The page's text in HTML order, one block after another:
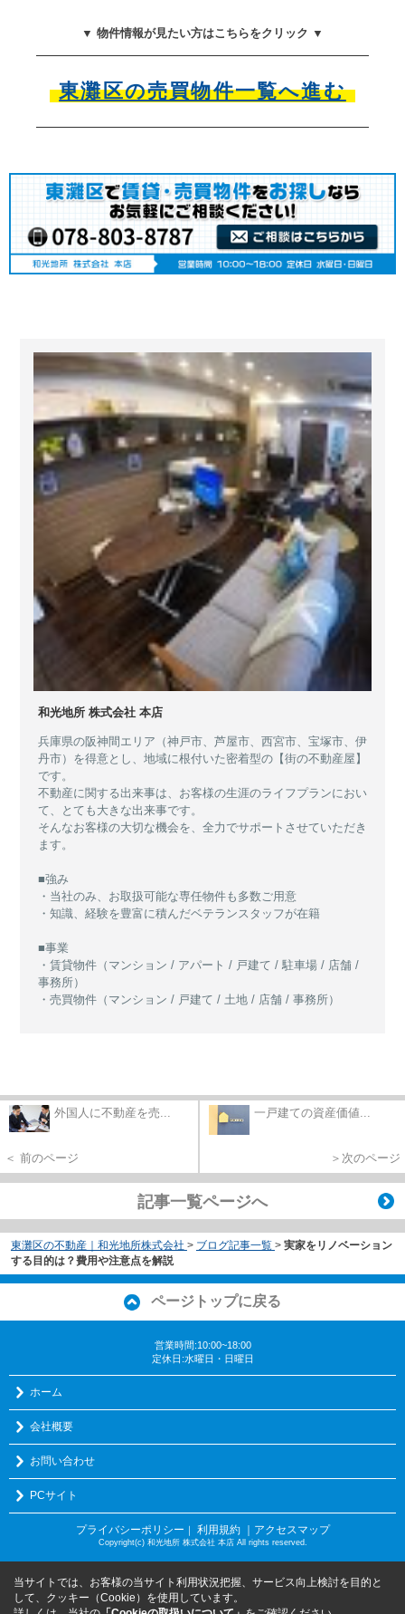
▼ 物件情報が見たい方はこちらをクリック ▼
東灘区の売買物件一覧へ進む
和光地所 株式会社 本店
兵庫県の阪神間エリア（神戸市、芦屋市、西宮市、宝塚市、伊
丹市）を得意とし、地域に根付いた密着型の【街の不動産屋】
です。
不動産に関する出来事は、お客様の生涯のライフプランにおい
て、とても大きな出来事です。
そんなお客様の大切な機会を、全力でサポートさせていただき
ます。
■強み
・当社のみ、お取扱可能な専任物件も多数ご用意
・知識、経験を豊富に積んだベテランスタッフが在籍
■事業
・賃貸物件（マンション / アパート / 戸建て / 駐車場 / 店舗 /
事務所）
・売買物件（マンション / 戸建て / 土地 / 店舗 / 事務所）
外国人に不動産を売...
＜ 前のページ
一戸建ての資産価値...
＞次のページ
記事一覧ページへ
東灘区の不動産｜和光地所株式会社 > ブログ記事一覧 > 実家をリノベーション
する目的は？費用や注意点を解説
ページトップに戻る
営業時間:10:00~18:00
定休日:水曜日・日曜日
ホーム
会社概要
お問い合わせ
PCサイト
プライバシーポリシー ｜ 利用規約 ｜アクセスマップ
Copyright(c) 和光地所 株式会社 本店 All rights reserved.
当サイトでは、お客様の当サイト利用状況把握、サービス向上検討を目的と
して、クッキー（Cookie）を使用しています。